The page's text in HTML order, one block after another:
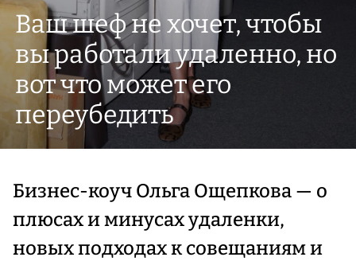
Ваш шеф не хочет, чтобы
вы работали удаленно, но
вот что может его
переубедить
Бизнес-коуч Ольга Ощепкова — о
плюсах и минусах удаленки,
новых подходах к совещаниям и